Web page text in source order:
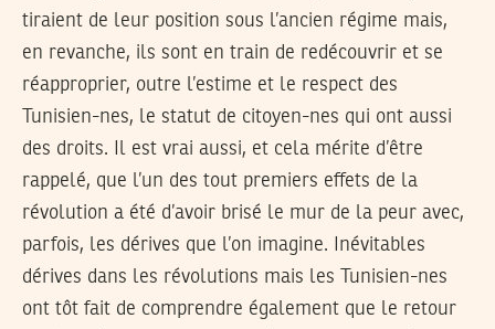
tiraient de leur position sous l’ancien régime mais,
en revanche, ils sont en train de redécouvrir et se
réapproprier, outre l’estime et le respect des
Tunisien-nes, le statut de citoyen-nes qui ont aussi
des droits. Il est vrai aussi, et cela mérite d’être
rappelé, que l’un des tout premiers effets de la
révolution a été d’avoir brisé le mur de la peur avec,
parfois, les dérives que l’on imagine. Inévitables
dérives dans les révolutions mais les Tunisien-nes
ont tôt fait de comprendre également que le retour